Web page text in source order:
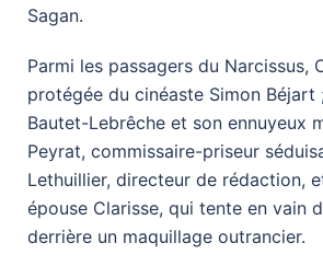
Sagan.
Parmi les passagers du Narcissus,
protégée du cinéaste Simon Béjart
Bautet-Lebrêche et son ennuyeux
Peyrat, commissaire-priseur
Lethuillier, directeur de rédaction,
épouse Clarisse, qui tente en vain
derrière un maquillage outrancier.